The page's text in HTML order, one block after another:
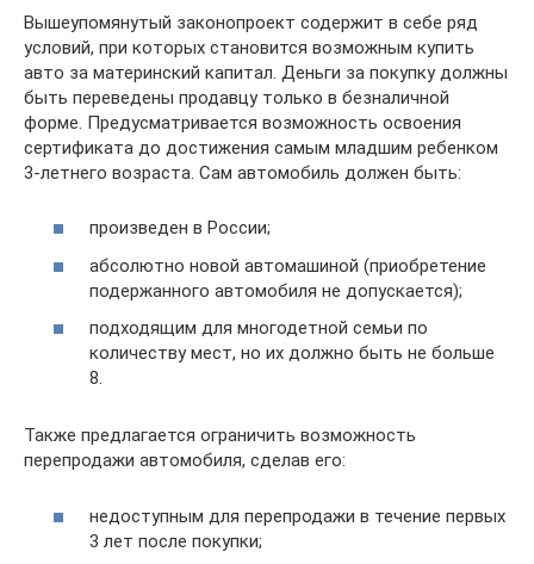
Вышеупомянутый законопроект содержит в себе ряд
условий, при которых становится возможным купить
авто за материнский капитал. Деньги за покупку должны
быть переведены продавцу только в безналичной
форме. Предусматривается возможность освоения
сертификата до достижения самым младшим ребенком
3-летнего возраста. Сам автомобиль должен быть:
произведен в России;
абсолютно новой автомашиной (приобретение
подержанного автомобиля не допускается);
подходящим для многодетной семьи по
количеству мест, но их должно быть не больше
8.
Также предлагается ограничить возможность
перепродажи автомобиля, сделав его:
недоступным для перепродажи в течение первых
3 лет после покупки;